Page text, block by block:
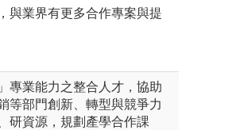
與業界有更多合作專案與提
專業能力之整合人才，協助
等部門創新、轉型與競爭力
研資源，規劃產學合作課